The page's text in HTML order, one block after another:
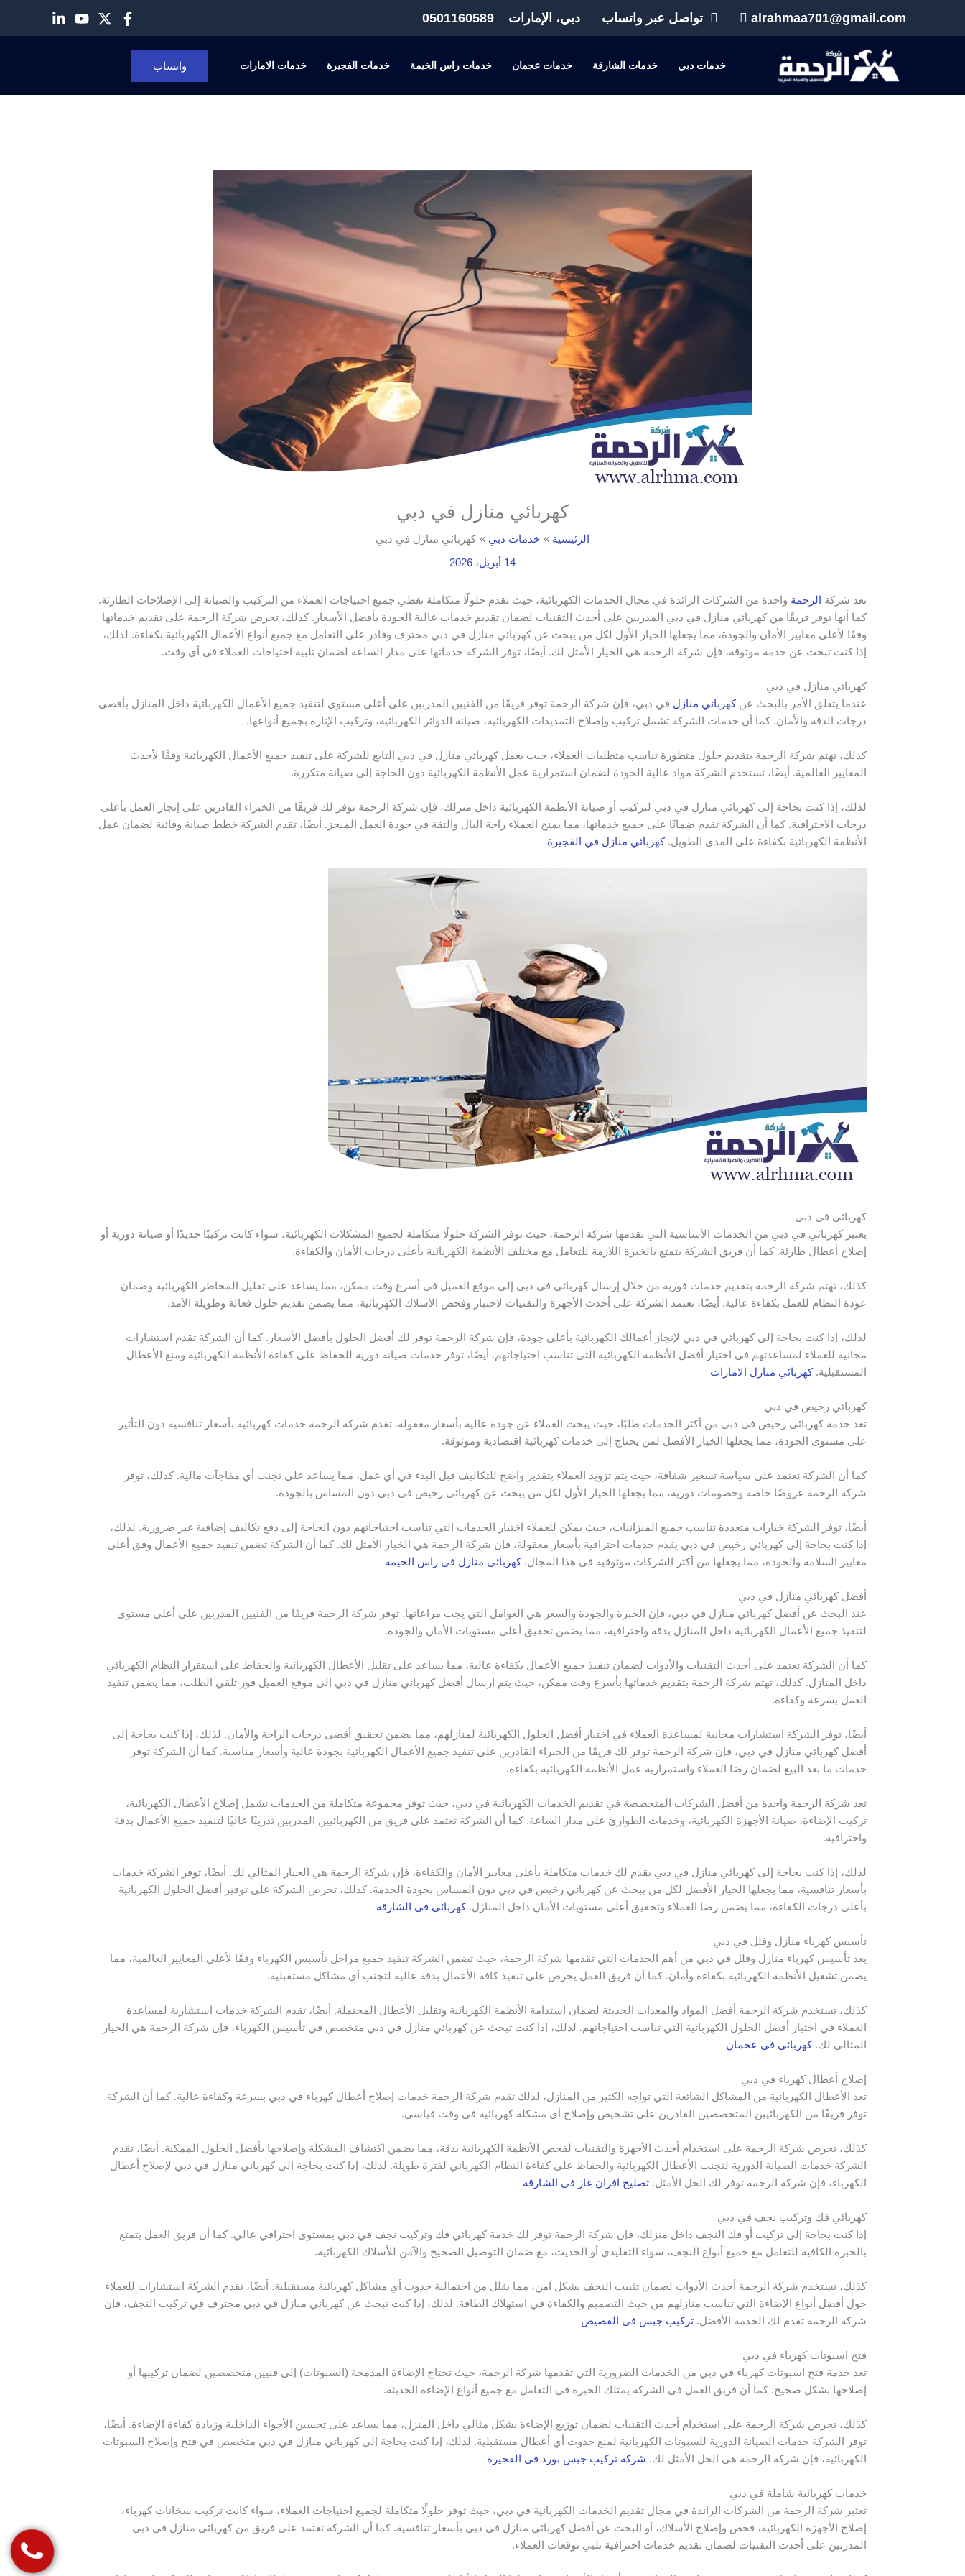
alrahmaa701@gmail.com تواصل عبر واتساب دبي، الإمارات 0501160589
خدمات دبي خدمات الشارقة خدمات عجمان خدمات راس الخيمة خدمات الفجيرة خدمات الامارات واتساب
كهربائي منازل في دبي
الرئيسية خدمات دبي
كهربائي منازل في دبي
14 أبريل، 2026
تعد شركة الرحمة واحدة من الشركات الرائدة في مجال الخدمات الكهربائية، حيث تقدم حلولًا متكاملة تغطي جميع احتياجات العملاء من التركيب والصيانة إلى الإصلاحات الطارئة.
كما أنها توفر فريقًا من كهربائي منازل في دبي المدربين على أحدث التقنيات لضمان تقديم خدمات عالية الجودة بأفضل الأسعار. كذلك، تحرص شركة الرحمة على تقديم خدماتها
وفقًا لأعلى معايير الأمان والجودة، مما يجعلها الخيار الأول لكل من يبحث عن كهربائي منازل في دبي محترف وقادر على التعامل مع جميع أنواع الأعمال الكهربائية بكفاءة. لذلك،
إذا كنت تبحث عن خدمة موثوقة، فإن شركة الرحمة هي الخيار الأمثل لك. أيضًا، توفر الشركة خدماتها على مدار الساعة لضمان تلبية احتياجات العملاء في أي وقت.
كهربائي منازل في دبي
عندما يتعلق الأمر بالبحث عنكهربائي منازل في دبي، فإن شركة الرحمة توفر فريقًا من الفنيين المدربين على أعلى مستوى لتنفيذ جميع الأعمال الكهربائية داخل المنازل بأقصى
درجات الدقة والأمان. كما أن خدمات الشركة تشمل تركيب وإصلاح التمديدات الكهربائية، صيانة الدوائر الكهربائية، وتركيب الإنارة بجميع أنواعها.
كذلك، تهتم شركة الرحمة بتقديم حلول متطورة تناسب متطلبات العملاء، حيث يعمل كهربائي منازل في دبي التابع للشركة على تنفيذ جميع الأعمال الكهربائية وفقًا لأحدث
المعايير العالمية. أيضًا، تستخدم الشركة مواد عالية الجودة لضمان استمرارية عمل الأنظمة الكهربائية دون الحاجة إلى صيانة متكررة.
لذلك، إذا كنت بحاجة إلى كهربائي منازل في دبي لتركيب أو صيانة الأنظمة الكهربائية داخل منزلك، فإن شركة الرحمة توفر لك فريقًا من الخبراء القادرين على إنجاز العمل بأعلى
درجات الاحترافية. كما أن الشركة تقدم ضمانًا على جميع خدماتها، مما يمنح العملاء راحة البال والثقة في جودة العمل المنجز. أيضًا، تقدم الشركة خطط صيانة وقائية لضمان عمل
الأنظمة الكهربائية بكفاءة على المدى الطويل.كهربائي منازل في الفجيرة
كهربائي في دبي
يعتبر كهربائي في دبي من الخدمات الأساسية التي تقدمها شركة الرحمة، حيث توفر الشركة حلولًا متكاملة لجميع المشكلات الكهربائية، سواء كانت تركيبًا جديدًا أو صيانة دورية أو
إصلاح أعطال طارئة. كما أن فريق الشركة يتمتع بالخبرة اللازمة للتعامل مع مختلف الأنظمة الكهربائية بأعلى درجات الأمان والكفاءة.
كذلك، تهتم شركة الرحمة بتقديم خدمات فورية من خلال إرسال كهربائي في دبي إلى موقع العميل في أسرع وقت ممكن، مما يساعد على تقليل المخاطر الكهربائية وضمان
عودة النظام للعمل بكفاءة عالية. أيضًا، تعتمد الشركة على أحدث الأجهزة والتقنيات لاختبار وفحص الأسلاك الكهربائية، مما يضمن تقديم حلول فعالة وطويلة الأمد.
لذلك، إذا كنت بحاجة إلى كهربائي في دبي لإنجاز أعمالك الكهربائية بأعلى جودة، فإن شركة الرحمة توفر لك أفضل الحلول بأفضل الأسعار. كما أن الشركة تقدم استشارات
مجانية للعملاء لمساعدتهم في اختيار أفضل الأنظمة الكهربائية التي تناسب احتياجاتهم. أيضًا، توفر خدمات صيانة دورية للحفاظ على كفاءة الأنظمة الكهربائية ومنع الأعطال
المستقبلية.كهربائي منازل الامارات
كهربائي رخيص في دبي
تعد خدمة كهربائي رخيص في دبي من أكثر الخدمات طلبًا، حيث يبحث العملاء عن جودة عالية بأسعار معقولة. تقدم شركة الرحمة خدمات كهربائية بأسعار تنافسية دون التأثير
على مستوى الجودة، مما يجعلها الخيار الأفضل لمن يحتاج إلى خدمات كهربائية اقتصادية وموثوقة.
كما أن الشركة تعتمد على سياسة تسعير شفافة، حيث يتم تزويد العملاء بتقدير واضح للتكاليف قبل البدء في أي عمل، مما يساعد على تجنب أي مفاجآت مالية. كذلك، توفر
شركة الرحمة عروضًا خاصة وخصومات دورية، مما يجعلها الخيار الأول لكل من يبحث عن كهربائي رخيص في دبي دون المساس بالجودة.
أيضًا، توفر الشركة خيارات متعددة تناسب جميع الميزانيات، حيث يمكن للعملاء اختيار الخدمات التي تناسب احتياجاتهم دون الحاجة إلى دفع تكاليف إضافية غير ضرورية. لذلك،
إذا كنت بحاجة إلى كهربائي رخيص في دبي يقدم خدمات احترافية بأسعار معقولة، فإن شركة الرحمة هي الخيار الأمثل لك. كما أن الشركة تضمن تنفيذ جميع الأعمال وفق أعلى
معايير السلامة والجودة، مما يجعلها من أكثر الشركات موثوقية في هذا المجال.كهربائي منازل في راس الخيمة
أفضل كهربائي منازل في دبي
عند البحث عن أفضل كهربائي منازل في دبي، فإن الخبرة والجودة والسعر هي العوامل التي يجب مراعاتها. توفر شركة الرحمة فريقًا من الفنيين المدربين على أعلى مستوى
لتنفيذ جميع الأعمال الكهربائية داخل المنازل بدقة واحترافية، مما يضمن تحقيق أعلى مستويات الأمان والجودة.
كما أن الشركة تعتمد على أحدث التقنيات والأدوات لضمان تنفيذ جميع الأعمال بكفاءة عالية، مما يساعد على تقليل الأعطال الكهربائية والحفاظ على استقرار النظام الكهربائي
داخل المنازل. كذلك، تهتم شركة الرحمة بتقديم خدماتها بأسرع وقت ممكن، حيث يتم إرسال أفضل كهربائي منازل في دبي إلى موقع العميل فور تلقي الطلب، مما يضمن تنفيذ
العمل بسرعة وكفاءة.
أيضًا، توفر الشركة استشارات مجانية لمساعدة العملاء في اختيار أفضل الحلول الكهربائية لمنازلهم، مما يضمن تحقيق أقصى درجات الراحة والأمان. لذلك، إذا كنت بحاجة إلى
أفضل كهربائي منازل في دبي، فإن شركة الرحمة توفر لك فريقًا من الخبراء القادرين على تنفيذ جميع الأعمال الكهربائية بجودة عالية وأسعار مناسبة. كما أن الشركة توفر
خدمات ما بعد البيع لضمان رضا العملاء واستمرارية عمل الأنظمة الكهربائية بكفاءة.
تعد شركة الرحمة واحدة من أفضل الشركات المتخصصة في تقديم الخدمات الكهربائية في دبي، حيث توفر مجموعة متكاملة من الخدمات تشمل إصلاح الأعطال الكهربائية،
تركيب الإضاءة، صيانة الأجهزة الكهربائية، وخدمات الطوارئ على مدار الساعة. كما أن الشركة تعتمد على فريق من الكهربائيين المدربين تدريبًا عاليًا لتنفيذ جميع الأعمال بدقة
واحترافية.
لذلك، إذا كنت بحاجة إلى كهربائي منازل في دبي يقدم لك خدمات متكاملة بأعلى معايير الأمان والكفاءة، فإن شركة الرحمة هي الخيار المثالي لك. أيضًا، توفر الشركة خدمات
بأسعار تنافسية، مما يجعلها الخيار الأفضل لكل من يبحث عن كهربائي رخيص في دبي دون المساس بجودة الخدمة. كذلك، تحرص الشركة على توفير أفضل الحلول الكهربائية
بأعلى درجات الكفاءة، مما يضمن رضا العملاء وتحقيق أعلى مستويات الأمان داخل المنازل.كهربائي في الشارقة
تأسيس كهرباء منازل وفلل في دبي
يعد تأسيس كهرباء منازل وفلل في دبي من أهم الخدمات التي تقدمها شركة الرحمة، حيث تضمن الشركة تنفيذ جميع مراحل تأسيس الكهرباء وفقًا لأعلى المعايير العالمية، مما
يضمن تشغيل الأنظمة الكهربائية بكفاءة وأمان. كما أن فريق العمل يحرص على تنفيذ كافة الأعمال بدقة عالية لتجنب أي مشاكل مستقبلية.
كذلك، تستخدم شركة الرحمة أفضل المواد والمعدات الحديثة لضمان استدامة الأنظمة الكهربائية وتقليل الأعطال المحتملة. أيضًا، تقدم الشركة خدمات استشارية لمساعدة
العملاء في اختيار أفضل الحلول الكهربائية التي تناسب احتياجاتهم. لذلك، إذا كنت تبحث عن كهربائي منازل في دبي متخصص في تأسيس الكهرباء، فإن شركة الرحمة هي الخيار
المثالي لك.كهربائي في عجمان
إصلاح أعطال كهرباء في دبي
تعد الأعطال الكهربائية من المشاكل الشائعة التي تواجه الكثير من المنازل، لذلك تقدم شركة الرحمة خدمات إصلاح أعطال كهرباء في دبي بسرعة وكفاءة عالية. كما أن الشركة
توفر فريقًا من الكهربائيين المتخصصين القادرين على تشخيص وإصلاح أي مشكلة كهربائية في وقت قياسي.
كذلك، تحرص شركة الرحمة على استخدام أحدث الأجهزة والتقنيات لفحص الأنظمة الكهربائية بدقة، مما يضمن اكتشاف المشكلة وإصلاحها بأفضل الحلول الممكنة. أيضًا، تقدم
الشركة خدمات الصيانة الدورية لتجنب الأعطال الكهربائية والحفاظ على كفاءة النظام الكهربائي لفترة طويلة. لذلك، إذا كنت بحاجة إلى كهربائي منازل في دبي لإصلاح أعطال
الكهرباء، فإن شركة الرحمة توفر لك الحل الأمثل. تصليح افران غاز في الشارقة
كهربائي فك وتركيب نجف في دبي
إذا كنت بحاجة إلى تركيب أو فك النجف داخل منزلك، فإن شركة الرحمة توفر لك خدمة كهربائي فك وتركيب نجف في دبي بمستوى احترافي عالي. كما أن فريق العمل يتمتع
بالخبرة الكافية للتعامل مع جميع أنواع النجف، سواء التقليدي أو الحديث، مع ضمان التوصيل الصحيح والآمن للأسلاك الكهربائية.
كذلك، تستخدم شركة الرحمة أحدث الأدوات لضمان تثبيت النجف بشكل آمن، مما يقلل من احتمالية حدوث أي مشاكل كهربائية مستقبلية. أيضًا، تقدم الشركة استشارات للعملاء
حول أفضل أنواع الإضاءة التي تناسب منازلهم من حيث التصميم والكفاءة في استهلاك الطاقة. لذلك، إذا كنت تبحث عن كهربائي منازل في دبي محترف في تركيب النجف، فإن
شركة الرحمة تقدم لك الخدمة الأفضل. تركيب جبس في القصيص
فتح اسبوتات كهرباء في دبي
تعد خدمة فتح اسبوتات كهرباء في دبي من الخدمات الضرورية التي تقدمها شركة الرحمة، حيث تحتاج الإضاءة المدمجة (السبوتات) إلى فنيين متخصصين لضمان تركيبها أو
إصلاحها بشكل صحيح. كما أن فريق العمل في الشركة يمتلك الخبرة في التعامل مع جميع أنواع الإضاءة الحديثة.
كذلك، تحرص شركة الرحمة على استخدام أحدث التقنيات لضمان توزيع الإضاءة بشكل مثالي داخل المنزل، مما يساعد على تحسين الأجواء الداخلية وزيادة كفاءة الإضاءة. أيضًا،
توفر الشركة خدمات الصيانة الدورية للسبوتات الكهربائية لمنع حدوث أي أعطال مستقبلية. لذلك، إذا كنت بحاجة إلى كهربائي منازل في دبي متخصص في فتح وإصلاح السبوتات
الكهربائية، فإن شركة الرحمة هي الحل الأمثل لك. شركة تركيب جبس بورد في الفجيرة
خدمات كهربائية شاملة في دبي
تعتبر شركة الرحمة من الشركات الرائدة في مجال تقديم الخدمات الكهربائية في دبي، حيث توفر حلولًا متكاملة لجميع احتياجات العملاء، سواء كانت تركيب سخانات كهرباء،
إصلاح الأجهزة الكهربائية، فحص وإصلاح الأسلاك، أو البحث عن أفضل كهربائي منازل في دبي بأسعار تنافسية. كما أن الشركة تعتمد على فريق من كهربائي منازل في دبي
المدربين على أحدث التقنيات لضمان تقديم خدمات احترافية تلبي توقعات العملاء.